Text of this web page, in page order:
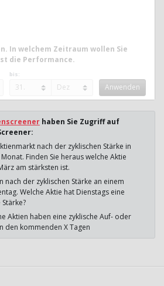
In welchem Zeitraum wollen Sie
die Performance.
bis:
haben Sie Zugriff auf
nach der zyklischen Stärke in
Finden Sie heraus welche Aktie
am stärksten ist.
nach der zyklischen Stärke an einem
Welche Aktie hat Dienstags eine
Aktien haben eine zyklische Auf- oder
den kommenden X Tagen